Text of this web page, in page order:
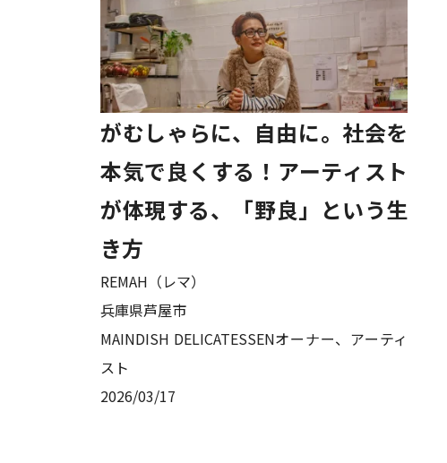
がむしゃらに、自由に。社会を
本気で良くする！アーティスト
が体現する、「野良」という生
き方
REMAH（レマ）
兵庫県芦屋市
MAINDISH DELICATESSENオーナー、アーティ
スト
2026/03/17